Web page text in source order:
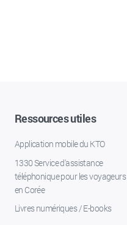
Ressources utiles
Application mobile du KTO
1330 Service d'assistance
téléphonique pour les voyageurs
en Corée
Livres numériques / E-books